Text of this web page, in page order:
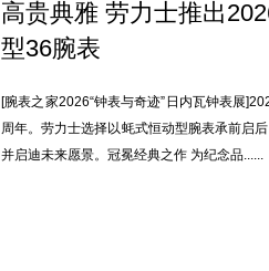
高贵典雅 劳力士推出
型36腕表
[腕表之家2026“钟表与奇迹”日内瓦钟表展
周年。劳力士选择以蚝式恒动型腕表承前启
并启迪未来愿景。冠冕经典之作 为纪念品......